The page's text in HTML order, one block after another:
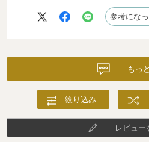
参考にな
もっ
絞り込み
レビュー